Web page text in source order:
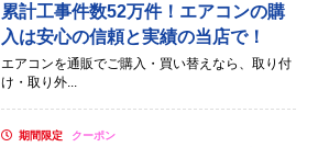
累計工事件数52万件！エアコンの購
入は安心の信頼と実績の当店で！
エアコンを通販でご購入・買い替えなら、取り付
け・取り外...
期間限定 クーポン